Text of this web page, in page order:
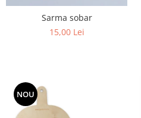
Sarma sobar
15,00 Lei
NOU